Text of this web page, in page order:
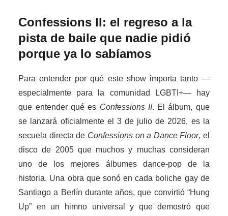
Confessions II: el regreso a la
pista de baile que nadie pidió
porque ya lo sabíamos
Para entender por qué este show importa tanto —
especialmente para la comunidad LGBTI+— hay
que entender qué es Confessions II. El álbum, que
se lanzará oficialmente el 3 de julio de 2026, es la
secuela directa de Confessions on a Dance Floor, el
disco de 2005 que muchos y muchas consideran
uno de los mejores álbumes dance-pop de la
historia. Una obra que sonó en cada boliche gay de
Santiago a Berlín durante años, que convirtió “Hung
Up” en un himno universal y que demostró que